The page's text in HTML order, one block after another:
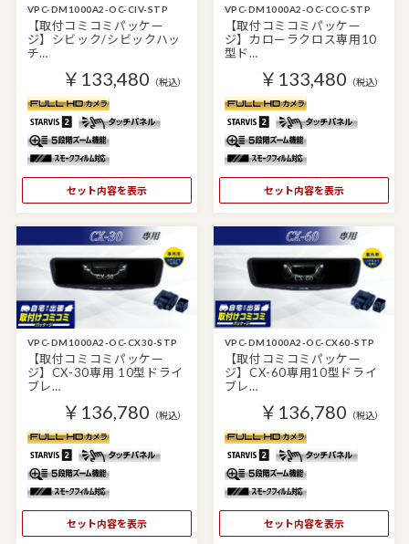
VPC-DM1000A2-OC-CIV-STP
【取付コミコミパッケー
ジ】シビック/シビックハッ
チ…
￥133,480 （税込）
セット内容を表示
VPC-DM1000A2-OC-COC-STP
【取付コミコミパッケー
ジ】カローラクロス専用10
型ド…
￥133,480 （税込）
セット内容を表示
VPC-DM1000A2-OC-CX30-STP
【取付コミコミパッケー
ジ】CX-30専用 10型ドライ
ブレ…
￥136,780 （税込）
セット内容を表示
VPC-DM1000A2-OC-CX60-STP
【取付コミコミパッケー
ジ】CX-60専用10型ドライ
ブレ…
￥136,780 （税込）
セット内容を表示